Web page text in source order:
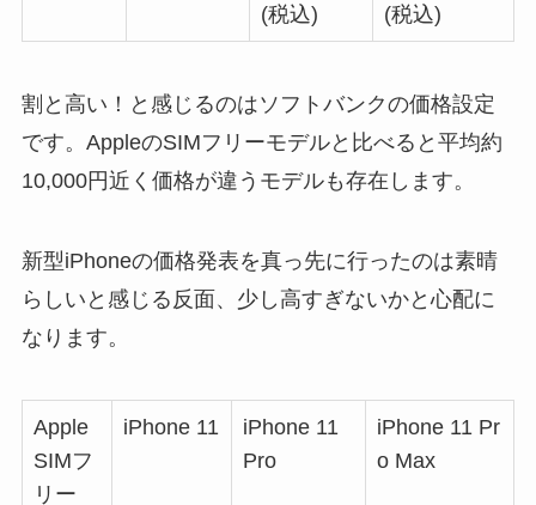
(税込)
(税込)
割と高い！と感じるのはソフトバンクの価格設定
です。AppleのSIMフリーモデルと比べると平均約
10,000円近く価格が違うモデルも存在します。
新型iPhoneの価格発表を真っ先に行ったのは素晴
らしいと感じる反面、少し高すぎないかと心配に
なります。
Apple
SIMフ
リー
iPhone 11
iPhone 11
Pro
iPhone 11 Pr
o Max